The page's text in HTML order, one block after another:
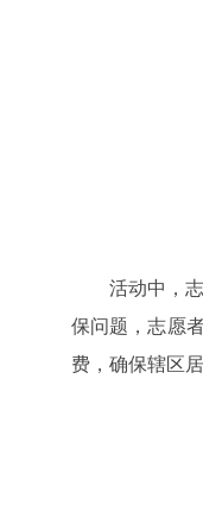
活动中，
保问题，志愿
费， 确保辖区